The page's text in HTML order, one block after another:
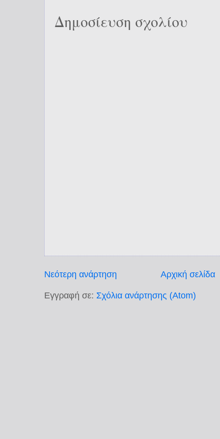
Δημοσίευση σχολίου
Νεότερη ανάρτηση Αρχική σελίδα
Εγγραφή σε: Σχόλια ανάρτησης (Atom)